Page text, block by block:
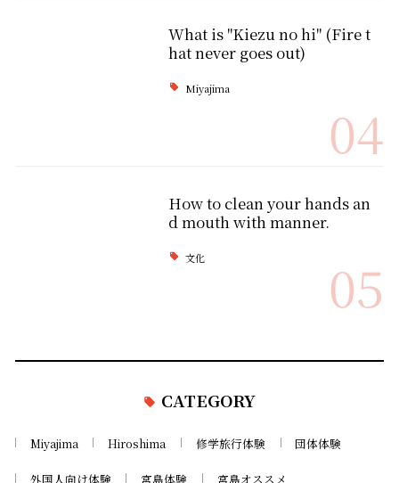
What is "Kiezu no hi" (Fire t
hat never goes out)
Miyajima
04
How to clean your hands an
d mouth with manner.
文化 05
CATEGORY
Miyajima Hiroshima 修学旅行体験 団体体験
外国人向け体験 宮島体験 宮島オススメ